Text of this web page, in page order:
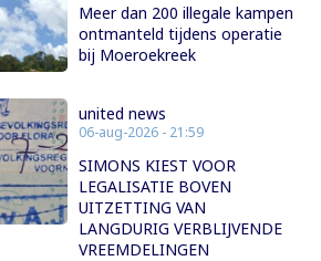
Meer dan 200 illegale kampen
ontmanteld tijdens operatie
bij Moeroekreek
united news
06-aug-2026 - 21:59
SIMONS KIEST VOOR
LEGALISATIE BOVEN
UITZETTING VAN
LANGDURIG VERBLIJVENDE
VREEMDELINGEN